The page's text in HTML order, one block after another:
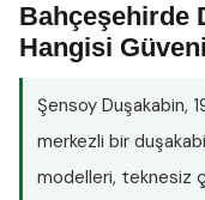
Bahçeşehirde
Hangisi
Şensoy Duşakabin,
merkezli bir
modelleri, teknesiz